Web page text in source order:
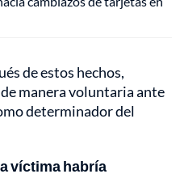
de estos hechos,
manera voluntaria ante
determinador del
víctima habría